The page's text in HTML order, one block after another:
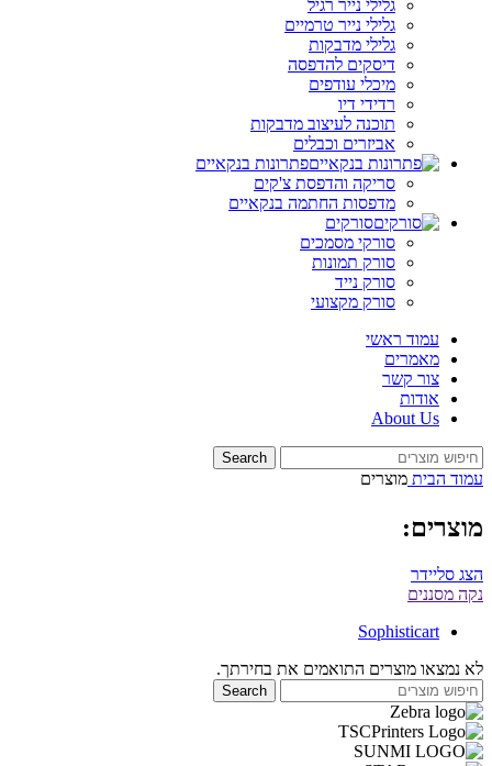
גלילי נייר רגיל
גלילי נייר טרמיים
גלילי מדבקות
דיסקים להדפסה
מיכלי עודפים
רדידי דיו
תוכנה לעיצוב מדבקות
אביזרים וכבלים
פתרונות בנקאיים
סריקה והדפסת צ'קים
מדפסות החתמה בנקאיים
סורקים
סורקי מסמכים
סורק תמונות
סורק נייד
סורק מקצועי
עמוד ראשי
מאמרים
צור קשר
אודות
About Us
Search
עמוד הבית מוצרים
מוצרים:
הצג סליידר
נקה מסננים
Sophisticart
לא נמצאו מוצרים התואמים את בחירתך.
Search